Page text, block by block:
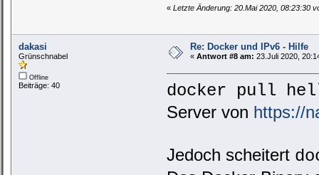
«Letzte Änderung: 20.Mai 2020, 08:23:30
dakasi
Grünschnabel
Offline
Beiträge: 40
Re: Docker und IPv6 - Hilfe
« Antwort #8 am: 23.Juli 2020,
docker pull
Server von https://
Jedoch scheitert